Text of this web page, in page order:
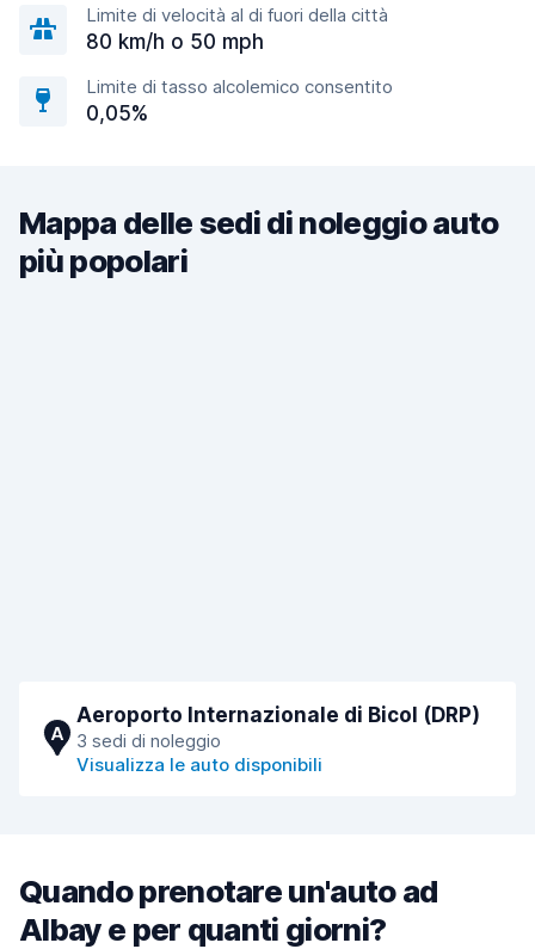
Limite di velocità al di fuori della città
80 km/h o 50 mph
Limite di tasso alcolemico consentito
0,05%
Mappa delle sedi di noleggio auto
più popolari
A
Aeroporto Internazionale di Bicol (DRP)
3 sedi di noleggio
Visualizza le auto disponibili
Quando prenotare un'auto ad
Albay e per quanti giorni?